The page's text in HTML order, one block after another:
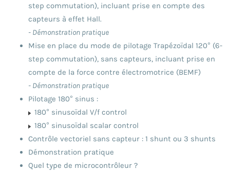
step commutation), incluant prise en compte des
capteurs à effet Hall.
- Démonstration pratique
Mise en place du mode de pilotage Trapézoïdal 120° (6-
step commutation), sans capteurs, incluant prise en
compte de la force contre électromotrice (BEMF)
- Démonstration pratique
Pilotage 180° sinus :
180° sinusoïdal V/f control
180° sinusoïdal scalar control
Contrôle vectoriel sans capteur : 1 shunt ou 3 shunts
Démonstration pratique
Quel type de microcontrôleur ?